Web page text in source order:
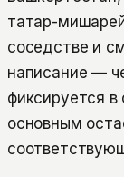
татар-
соседстве и
написание —
фиксируется в
основным